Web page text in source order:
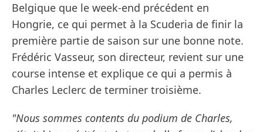
Belgique que le week-end précédent en
Hongrie, ce qui permet à la Scuderia de finir la
première partie de saison sur une bonne note.
Frédéric Vasseur, son directeur, revient sur une
course intense et explique ce qui a permis à
Charles Leclerc de terminer troisième.
"Nous sommes contents du podium de Charles,